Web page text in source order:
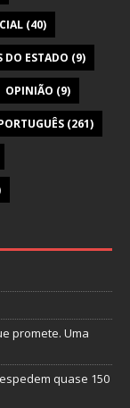
(40)
DO ESTADO (9)
OPINIÃO (9)
(261)
promete. Uma
quase 150